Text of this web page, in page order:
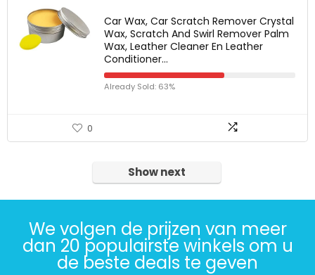
Car Wax, Car Scratch Remover Crystal
Wax, Scratch And Swirl Remover Palm
Wax, Leather Cleaner En Leather
Conditioner…
Already Sold: 63%
0
Show next
We volgen de prijzen van meer
dan 20 populairste winkels om u
de beste deals te geven